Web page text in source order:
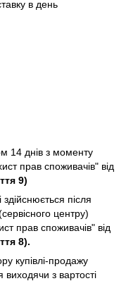
в день
14 днів з моменту
прав споживачів" від
9)
після
центру)
прав споживачів" від
8).
купівлі-продажу
з вартості